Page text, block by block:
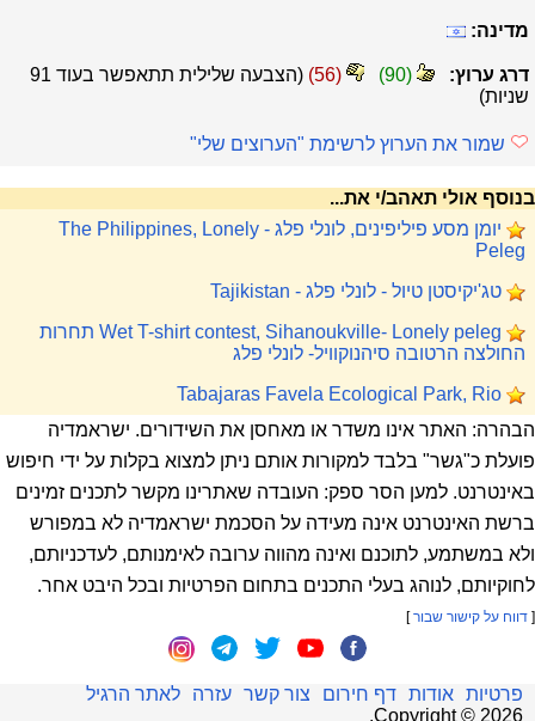
מדינה:
דרג ערוץ: (
90
)
(
56
) (הצבעה שלילית תתאפשר בעוד 91
שניות)
שמור את הערוץ לרשימת "הערוצים שלי"
בנוסף אולי תאהב/י את...
יומן מסע פיליפינים, לונלי פלג - The Philippines, Lonely
Peleg
טג'יקיסטן טיול - לונלי פלג - Tajikistan
Wet T-shirt contest, Sihanoukville- Lonely peleg תחרות
החולצה הרטובה סיהנוקוויל- לונלי פלג
Tabajaras Favela Ecological Park, Rio
הבהרה: האתר אינו משדר או מאחסן את השידורים. ישראמדיה
פועלת כ"גשר" בלבד למקורות אותם ניתן למצוא בקלות על ידי חיפוש
באינטרנט. למען הסר ספק: העובדה שאתרינו מקשר לתכנים זמינים
ברשת האינטרנט אינה מעידה על הסכמת ישראמדיה לא במפורש
ולא במשתמע, לתוכנם ואינה מהווה ערובה לאימנותם, לעדכניותם,
לחוקיותם, לנוהג בעלי התכנים בתחום הפרטיות ובכל היבט אחר.
[ דווח על קישור שבור]
פרטיות אודות דף חירום צור קשר עזרה
לאתר הרגיל
Copyright © 2026
.